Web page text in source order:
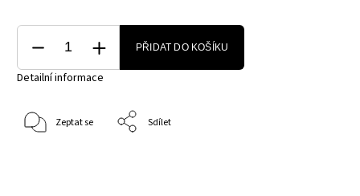
PŘIDAT DO KOŠÍKU
Detailní informace
Zeptat se Sdílet